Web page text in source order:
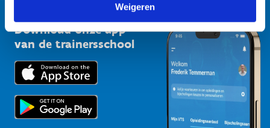
Weigeren
Bedrijven
Trainers en begeleiders
Topsporters
Kennisplatform
Downloads
Voor de pers
Download onze app
van de trainersschool